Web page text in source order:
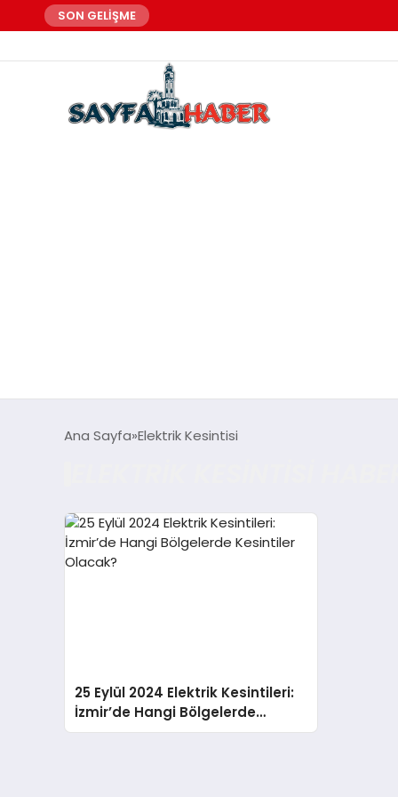
SON GELİŞME
Ana Sayfa Elektrik Kesintisi
25 Eylül 2024 Elektrik Kesintileri:
İzmir’de Hangi Bölgelerde
Kesintiler Olacak?